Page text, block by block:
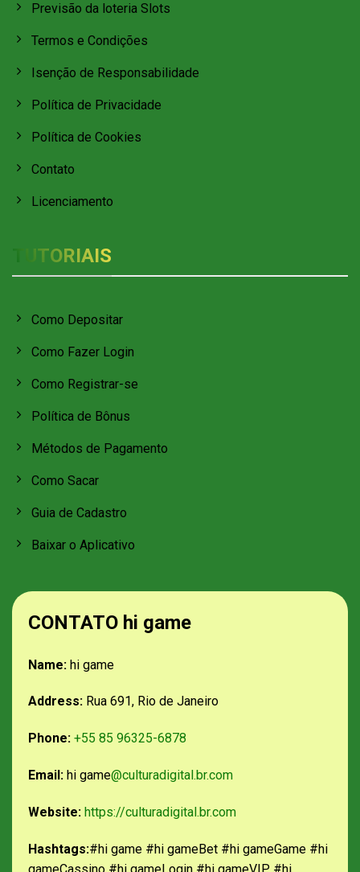
Previsão da loteria Slots
Termos e Condições
Isenção de Responsabilidade
Política de Privacidade
Política de Cookies
Contato
Licenciamento
TUTORIAIS
Como Depositar
Como Fazer Login
Como Registrar-se
Política de Bônus
Métodos de Pagamento
Como Sacar
Guia de Cadastro
Baixar o Aplicativo
CONTATO hi game
Name: hi game
Address: Rua 691, Rio de Janeiro
Phone: +55 85 96325-6878
Email: hi game@culturadigital.br.com
Website: https://culturadigital.br.com
Hashtags:#hi game #hi gameBet #hi gameGame #hi
gameCassino #hi gameLogin #hi gameVIP #hi